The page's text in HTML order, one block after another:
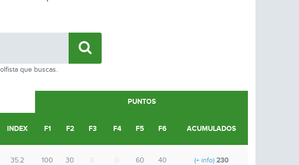
que buscas.
PUNTOS
INDEX F1 F2 F3 F4 F5 F6 ACUMULADOS
35.2 100 30 0 0 60 40 (+ info)230